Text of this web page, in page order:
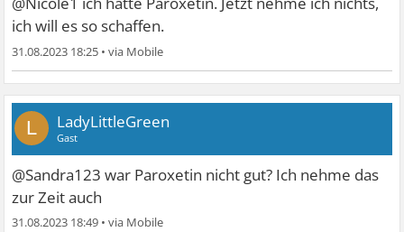
ich will es so schaffen.
31.08.2023 18:25 •
L LadyLittleGreen
Gast
@Sandra123 war Paroxetin nicht gut? Ich nehme das
zur Zeit auch
31.08.2023 18:49 •